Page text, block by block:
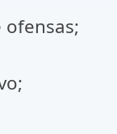
ofensas;